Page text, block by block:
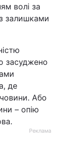
волі за
залишками
засуджено
де
Або
– опію
Реклама